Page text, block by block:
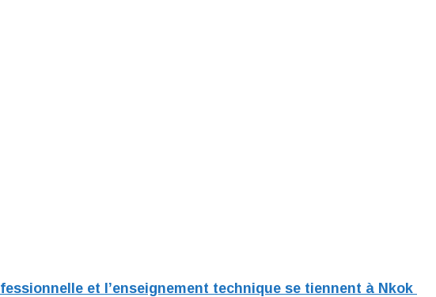
et l’enseignement technique se tiennent à Nkok